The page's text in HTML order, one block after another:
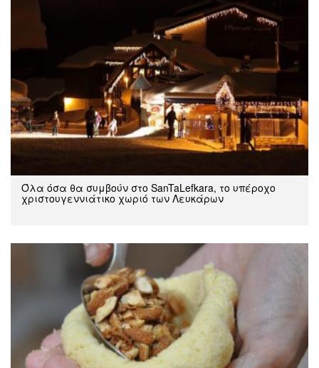
Όλα όσα θα συμβούν στο SanTaLefkara, το υπέροχο
χριστουγεννιάτικο χωριό των Λευκάρων